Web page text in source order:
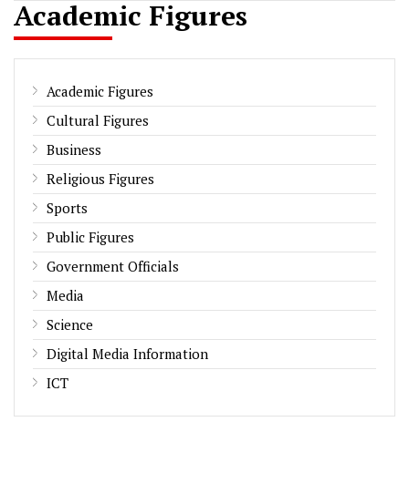
Academic Figures
Academic Figures
Cultural Figures
Business
Religious Figures
Sports
Public Figures
Government Officials
Media
Science
Digital Media Information
ICT